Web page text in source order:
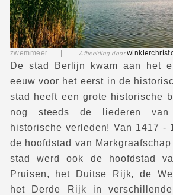
zwemmeer |Afbeelding door
De stad Berlijn kwam aan het
eeuw voor het eerst in de
stad heeft een grote historische
nog steeds de liederen van
historische verleden! Van 1417 -
de hoofdstad van
stad werd ook de hoofdstad
Pruisen, het Duitse Rijk, de
het Derde Rijk in